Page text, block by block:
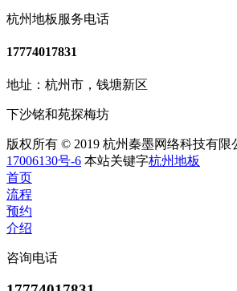
杭州地板服务电话
17774017831
地址：杭州市，钱塘新区
下沙铭和苑探梅坊
版权所有 © 2019 杭州秦墨网络科技有限
17006130号-6 本站关键字杭州地板
首页
流程
预约
介绍
咨询电话